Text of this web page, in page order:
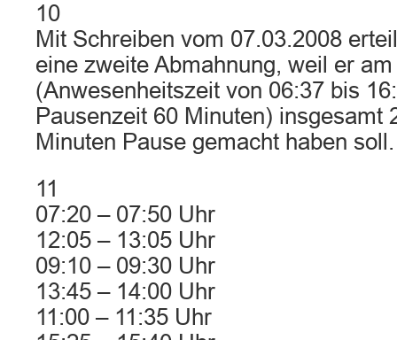
10
Mit Schreiben vom 07.03.2008
eine zweite Abmahnung, weil er
(Anwesenheitszeit von 06:37 bis
Pausenzeit 60 Minuten) insgesamt
Minuten Pause gemacht haben
11
07:20 – 07:50 Uhr
12:05 – 13:05 Uhr
09:10 – 09:30 Uhr
13:45 – 14:00 Uhr
11:00 – 11:35 Uhr